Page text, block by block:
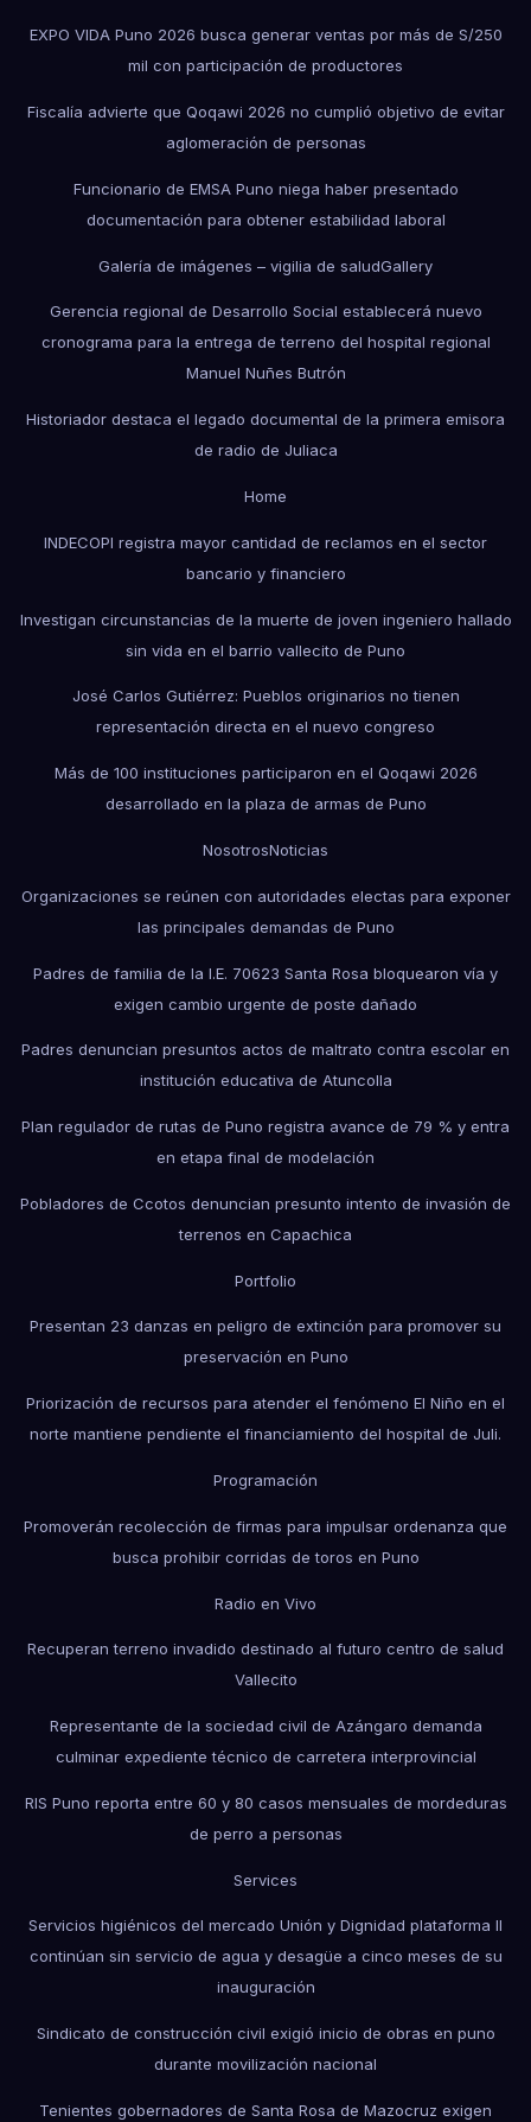
EXPO VIDA Puno 2026 busca generar ventas por más de S/250
mil con participación de productores
Fiscalía advierte que Qoqawi 2026 no cumplió objetivo de evitar
aglomeración de personas
Funcionario de EMSA Puno niega haber presentado
documentación para obtener estabilidad laboral
Galería de imágenes – vigilia de saludGallery
Gerencia regional de Desarrollo Social establecerá nuevo
cronograma para la entrega de terreno del hospital regional
Manuel Nuñes Butrón
Historiador destaca el legado documental de la primera emisora
de radio de Juliaca
Home
INDECOPI registra mayor cantidad de reclamos en el sector
bancario y financiero
Investigan circunstancias de la muerte de joven ingeniero hallado
sin vida en el barrio vallecito de Puno
José Carlos Gutiérrez: Pueblos originarios no tienen
representación directa en el nuevo congreso
Más de 100 instituciones participaron en el Qoqawi 2026
desarrollado en la plaza de armas de Puno
NosotrosNoticias
Organizaciones se reúnen con autoridades electas para exponer
las principales demandas de Puno
Padres de familia de la I.E. 70623 Santa Rosa bloquearon vía y
exigen cambio urgente de poste dañado
Padres denuncian presuntos actos de maltrato contra escolar en
institución educativa de Atuncolla
Plan regulador de rutas de Puno registra avance de 79 % y entra
en etapa final de modelación
Pobladores de Ccotos denuncian presunto intento de invasión de
terrenos en Capachica
Portfolio
Presentan 23 danzas en peligro de extinción para promover su
preservación en Puno
Priorización de recursos para atender el fenómeno El Niño en el
norte mantiene pendiente el financiamiento del hospital de Juli.
Programación
Promoverán recolección de firmas para impulsar ordenanza que
busca prohibir corridas de toros en Puno
Radio en Vivo
Recuperan terreno invadido destinado al futuro centro de salud
Vallecito
Representante de la sociedad civil de Azángaro demanda
culminar expediente técnico de carretera interprovincial
RIS Puno reporta entre 60 y 80 casos mensuales de mordeduras
de perro a personas
Services
Servicios higiénicos del mercado Unión y Dignidad plataforma II
continúan sin servicio de agua y desagüe a cinco meses de su
inauguración
Sindicato de construcción civil exigió inicio de obras en puno
durante movilización nacional
Tenientes gobernadores de Santa Rosa de Mazocruz exigen